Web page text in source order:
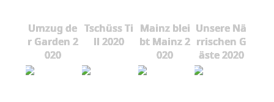
Umzug de
r Garden 2
020
Tschüss Ti
ll 2020
Mainz blei
bt Mainz 2
020
Unsere Nä
rrischen G
äste 2020